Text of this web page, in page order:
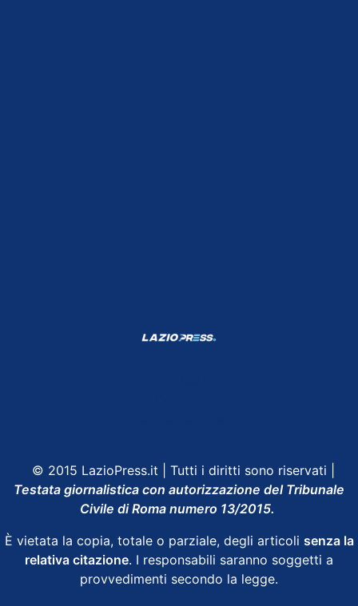
© 2015 LazioPress.it | Tutti i diritti sono riservati |
Testata giornalistica con autorizzazione del Tribunale
Civile di Roma numero 13/2015.
È vietata la copia, totale o parziale, degli articoli senza la
relativa citazione. I responsabili saranno soggetti a
provvedimenti secondo la legge.